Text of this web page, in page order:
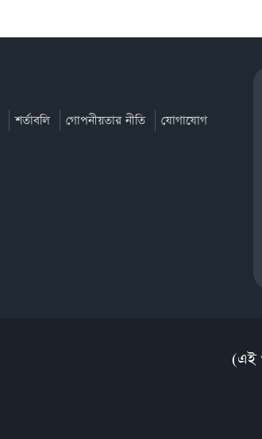
শর্তাবলি গোপনীয়তার নীতি যোগাযোগ
(এই